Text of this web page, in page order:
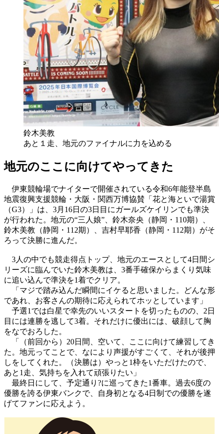
鈴木美教
あと１走、地元のファイナルに力を込める
地元のここに向けてやってきた
伊東競輪場でナイターで開催されている令和6年能登半島
地震復興支援競輪・大阪・関西万博協賛「花と海といで湯賞
（G3）」は、3月16日の3日目にガールズケイリンでも準決
が行われた。地元の“三人娘”、鈴木奈央（静岡・110期）、
鈴木美教（静岡・112期）、吉村早耶香（静岡・112期）がそ
ろって決勝に進んだ。
3人の中でも競走得点トップ、地元のエースとして4日間シ
リーズに臨んでいた鈴木美教は、3番手確保からまくり気味
に追い込んで準決を1着でクリア。
「マジで踏み込んだ瞬間にイケると思いました。どんな形
であれ、お客さんの期待に応えられてホッとしています」
予選1では白星で幸先のいいスタートを切ったものの、2日
目には連勝を逃して3着。それだけに優出には、破顔して胸
をなでおろした。
「（前回から）20日間、空いて、ここに向けて練習してき
た。地元ってことで、なにより声援がすごくて、それが後押
しをしてくれた。（決勝は）やっと1枠をいただけたので、
あと1走、気持ちを入れて頑張りたい」
最終日にして、予定通り?に巡ってきた1番車。過去6度の
優勝を誇る伊東バンクで、自身初となる4日制での優勝を遂
げてファンに応えよう。